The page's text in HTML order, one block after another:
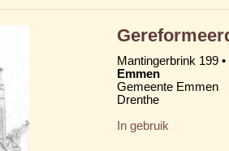
Mantingerbrink 199
Emmen
Gemeente Emmen
Drenthe
In gebruik